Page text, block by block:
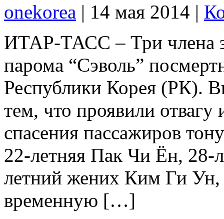
onekorea | 14 мая 2014 |
ИТАР-ТАСС – Три члена
парома “Сэволь”
Республики Корея (РК).
тем, что проявили
спасения пассажиров
22-летняя Пак Чи Ён, 28-
летний жених Ким Ги Ун,
временную […]